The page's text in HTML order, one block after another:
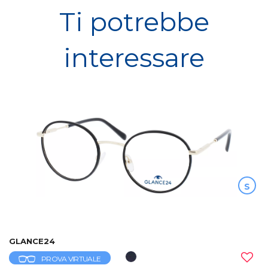
Ti potrebbe
interessare
S
GLANCE24
PROVA VIRTUALE